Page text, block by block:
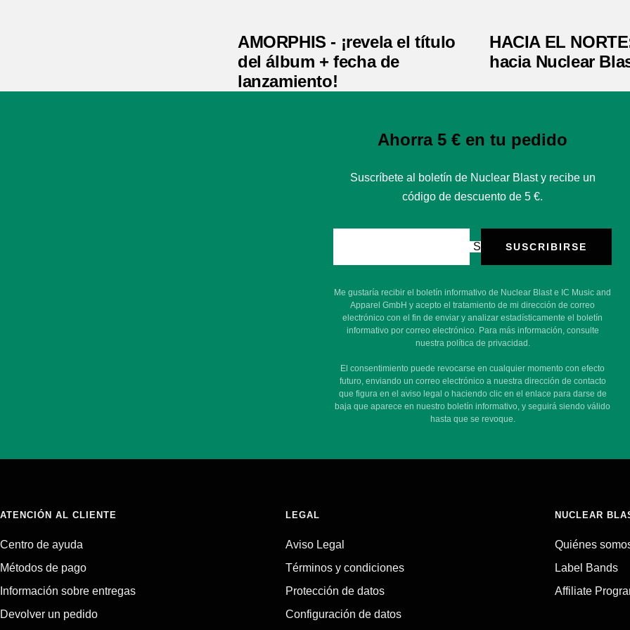
AMORPHIS - ¡revela el título
del álbum + fecha de
lanzamiento!
HACIA EL
hacia Nuclear
Ahorra 5 € en tu pedido
Suscríbete al boletín de Nuclear Blast y recibe un
código de descuento de 5 €.
Su e-mailSUSCRIBIRSE
Me gustaría recibir el boletín informativo de Nuclear Blast e IC Music and
Apparel GmbH y acepto el tratamiento de mi dirección de correo
electrónico con el fin de enviar y analizar estadísticamente el boletín
informativo por correo electrónico. Para más información, consulte
nuestra política de privacidad.
El consentimiento puede revocarse en cualquier momento con efecto
futuro, enviando un correo electrónico a nuestra dirección de contacto
que figura en el aviso legal o haciendo clic en el enlace para darse de
baja que aparece en nuestro boletín informativo, y seguirá siendo válido
hasta que se revoque.
ATENCIÓN AL CLIENTE
Centro de ayuda
Métodos de pago
Información sobre entregas
Devolver un pedido
LEGAL
Aviso Legal
Términos y condiciones
Protección de datos
Configuración de datos
NUCLEAR
Quiénes
Label Bands
Affiliate